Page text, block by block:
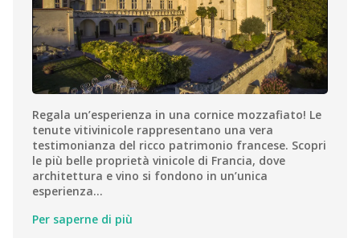
Regala un’esperienza in una cornice mozzafiato! Le
tenute vitivinicole rappresentano una vera
testimonianza del ricco patrimonio francese. Scopri
le più belle proprietà vinicole di Francia, dove
architettura e vino si fondono in un’unica
esperienza…
Per saperne di più